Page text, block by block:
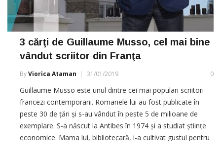
3 cărţi de Guillaume Musso, cel mai bine
vândut scriitor din Franţa
ByViorica Ataman 31/01/2019 0
Guillaume Musso este unul dintre cei mai populari scriitori
francezi contemporani. Romanele lui au fost publicate în
peste 30 de țări și s-au vândut în peste 5 de milioane de
exemplare. S-a născut la Antibes în 1974 și a studiat științe
economice. Mama lui, bibliotecară, i-a cultivat gustul pentru